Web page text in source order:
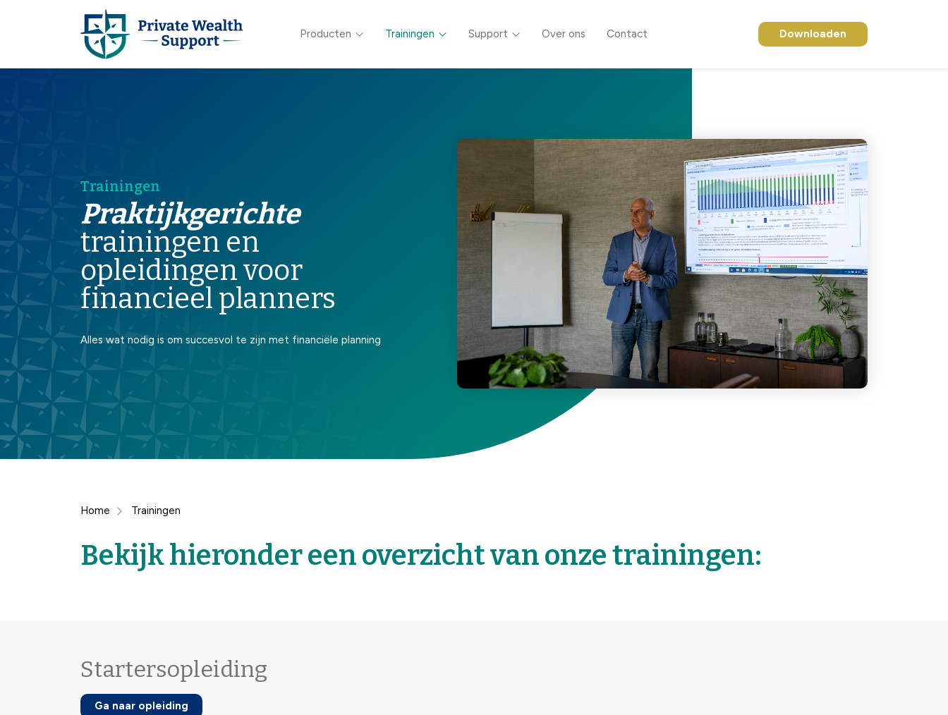
Producten Trainingen Support Over ons Contact Downloaden
Trainingen
Praktijkgerichte
trainingen en
opleidingen voor
financieel planners
Alles wat nodig is om succesvol te zijn met financiële planning
Home Trainingen
Bekijk hieronder een overzicht van onze trainingen:
Startersopleiding
Ga naar opleiding